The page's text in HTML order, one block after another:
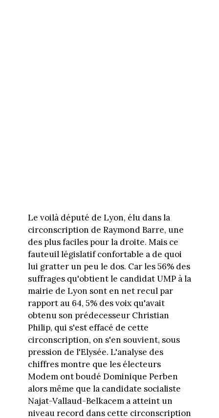
Le voilà député de Lyon, élu dans la
circonscription de Raymond Barre, une
des plus faciles pour la droite. Mais ce
fauteuil législatif confortable a de quoi
lui gratter un peu le dos. Car les 56% des
suffrages qu'obtient le candidat UMP à la
mairie de Lyon sont en net recul par
rapport au 64, 5% des voix qu'avait
obtenu son prédecesseur Christian
Philip, qui s'est effacé de cette
circonscription, on s'en souvient, sous
pression de l'Elysée. L'analyse des
chiffres montre que les électeurs
Modem ont boudé Dominique Perben
alors même que la candidate socialiste
Najat-Vallaud-Belkacem a atteint un
niveau record dans cette circonscription